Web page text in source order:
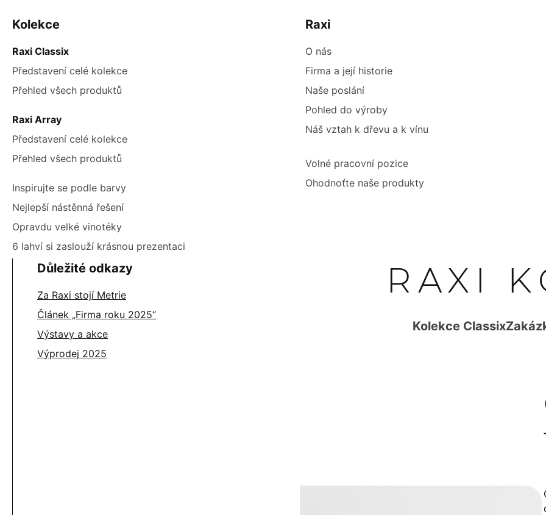
ZÁPATÍ
Kolekce
Raxi Classix
Představení celé kolekce
Přehled všech produktů
Raxi Array
Představení celé kolekce
Přehled všech produktů
Inspirujte se podle barvy
Nejlepší nástěnná řešení
Opravdu velké vinotéky
6 lahví si zaslouží krásnou prezentaci
Raxi
O nás
Firma a její historie
Naše poslání
Pohled do výroby
Náš vztah k dřevu a k vínu
Volné pracovní pozice
Ohodnoťte naše produkty
Důležité odkazy
Za Raxi stojí Metrie
Článek „Firma roku 2025“
Výstavy a akce
Výprodej 2025
RAXI
Kolekce Classix